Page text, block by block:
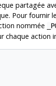
partagée
Pour fournir
nommée
chaque action